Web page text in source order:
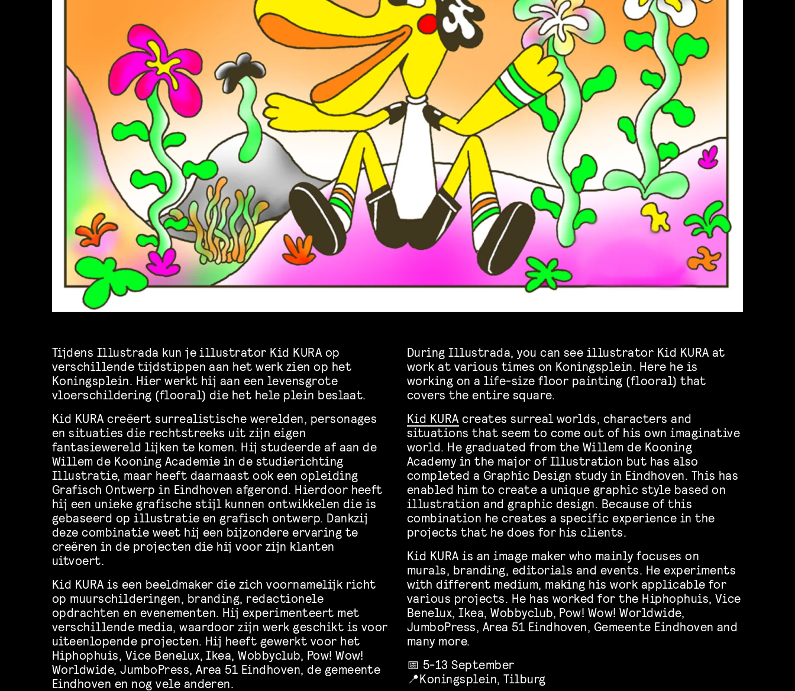
Tijdens Illustrada kun je illustrator Kid KURA op
verschillende tijdstippen aan het werk zien op het
Koningsplein. Hier werkt hij aan een levensgrote
vloerschildering (flooral) die het hele plein beslaat.
Kid KURA creëert surrealistische werelden, personages
en situaties die rechtstreeks uit zijn eigen
fantasiewereld lijken te komen. Hij studeerde af aan de
Willem de Kooning Academie in de studierichting
Illustratie, maar heeft daarnaast ook een opleiding
Grafisch Ontwerp in Eindhoven afgerond. Hierdoor heeft
hij een unieke grafische stijl kunnen ontwikkelen die is
gebaseerd op illustratie en grafisch ontwerp. Dankzij
deze combinatie weet hij een bijzondere ervaring te
creëren in de projecten die hij voor zijn klanten
uitvoert.
Kid KURA is een beeldmaker die zich voornamelijk richt
op muurschilderingen, branding, redactionele
opdrachten en evenementen. Hij experimenteert met
verschillende media, waardoor zijn werk geschikt is voor
uiteenlopende projecten. Hij heeft gewerkt voor het
Hiphophuis, Vice Benelux, Ikea, Wobbyclub, Pow! Wow!
Worldwide, JumboPress, Area 51 Eindhoven, de gemeente
Eindhoven en nog vele anderen.
During Illustrada, you can see illustrator Kid KURA at
work at various times on Koningsplein. Here he is
working on a life-size floor painting (flooral) that
covers the entire square.
Kid KURA creates surreal worlds, characters and
situations that seem to come out of his own imaginative
world. He graduated from the Willem de Kooning
Academy in the major of Illustration but has also
completed a Graphic Design study in Eindhoven. This has
enabled him to create a unique graphic style based on
illustration and graphic design. Because of this
combination he creates a specific experience in the
projects that he does for his clients.
Kid KURA is an image maker who mainly focuses on
murals, branding, editorials and events. He experiments
with different medium, making his work applicable for
various projects. He has worked for the Hiphophuis, Vice
Benelux, Ikea, Wobbyclub, Pow! Wow! Worldwide,
JumboPress, Area 51 Eindhoven, Gemeente Eindhoven and
many more.
📅 5-13 September
📍Koningsplein, Tilburg